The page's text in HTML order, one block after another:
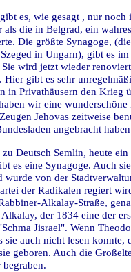
es, wie gesagt , nur noch
die in Belgrad, ein wahres
Die größte Synagoge, (die
in Ungarn), gibt es
wird jetzt wieder
Hier gibt es sehr
in Privathäusern den Krieg
wir eine wunderschöne
Jehovas zeitweise
angebracht
Deutsch Semlin, heute ein
es eine Synagoge. Auch
wurde von der
der Radikalen regiert
Alkalay-Straße,
der 1834 eine der
Jisrael". Wenn
auch nicht lesen konnte,
geboren. Auch die